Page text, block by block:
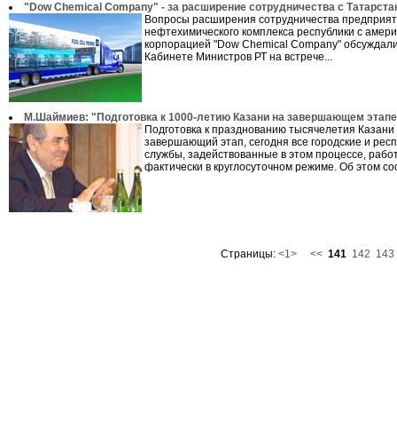
"Dow Chemical Company" - за расширение сотрудничества с
Вопросы расширения сотрудничества
нефтехимического комплекса республики с
корпорацией "Dow Chemical Company"
Кабинете Министров РТ на встрече...
М.Шаймиев: "Подготовка к 1000-летию Казани на завершающем
Подготовка к празднованию тысячелетия Казани
завершающий этап, сегодня все городские и
службы, задействованные в этом процессе,
фактически в круглосуточном режиме. Об этом
Страницы: <1> << 141 142 143